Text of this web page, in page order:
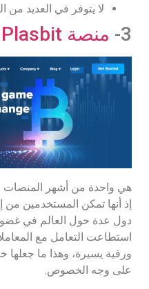
لا يتوفر في العديد من
3- منصة Plasbit
هي واحدة من أشهر المنصات
إذ أنها تمكن المستخدمين
دول عدة حول العالم في
استطاعت التعامل مع
ورقية يسيرة، وهذا ما جعلها
على وجه الخصوص.